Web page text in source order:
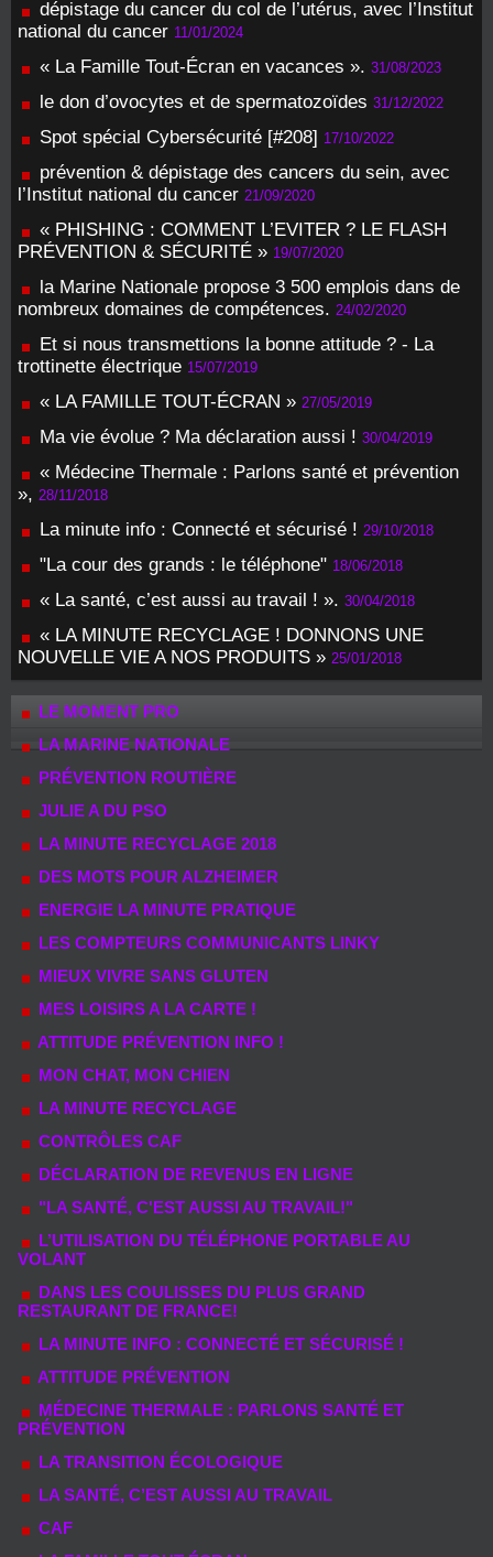
dépistage du cancer du col de l’utérus, avec l’Institut
national du cancer 11/01/2024
« La Famille Tout-Écran en vacances ». 31/08/2023
le don d’ovocytes et de spermatozoïdes 31/12/2022
Spot spécial Cybersécurité [#208] 17/10/2022
prévention & dépistage des cancers du sein, avec
l’Institut national du cancer 21/09/2020
« PHISHING : COMMENT L’EVITER ? LE FLASH
PRÉVENTION & SÉCURITÉ » 19/07/2020
la Marine Nationale propose 3 500 emplois dans de
nombreux domaines de compétences. 24/02/2020
Et si nous transmettions la bonne attitude ? - La
trottinette électrique 15/07/2019
« LA FAMILLE TOUT-ÉCRAN » 27/05/2019
Ma vie évolue ? Ma déclaration aussi ! 30/04/2019
« Médecine Thermale : Parlons santé et prévention
», 28/11/2018
La minute info : Connecté et sécurisé ! 29/10/2018
"La cour des grands : le téléphone" 18/06/2018
« La santé, c’est aussi au travail ! ». 30/04/2018
« LA MINUTE RECYCLAGE ! DONNONS UNE
NOUVELLE VIE A NOS PRODUITS » 25/01/2018
LE MOMENT PRO
LA MARINE NATIONALE
PRÉVENTION ROUTIÈRE
JULIE A DU PSO
LA MINUTE RECYCLAGE 2018
DES MOTS POUR ALZHEIMER
ENERGIE LA MINUTE PRATIQUE
LES COMPTEURS COMMUNICANTS LINKY
MIEUX VIVRE SANS GLUTEN
MES LOISIRS A LA CARTE !
ATTITUDE PRÉVENTION INFO !
MON CHAT, MON CHIEN
LA MINUTE RECYCLAGE
CONTRÔLES CAF
DÉCLARATION DE REVENUS EN LIGNE
"LA SANTÉ, C'EST AUSSI AU TRAVAIL!"
L’UTILISATION DU TÉLÉPHONE PORTABLE AU
VOLANT
DANS LES COULISSES DU PLUS GRAND
RESTAURANT DE FRANCE!
LA MINUTE INFO : CONNECTÉ ET SÉCURISÉ !
ATTITUDE PRÉVENTION
MÉDECINE THERMALE : PARLONS SANTÉ ET
PRÉVENTION
LA TRANSITION ÉCOLOGIQUE
LA SANTÉ, C’EST AUSSI AU TRAVAIL
CAF